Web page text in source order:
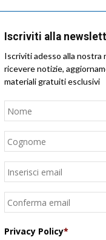
Iscriviti alla
Iscriviti adesso alla
ricevere notizie,
materiali gratuiti esclusivi
Nome
Email
Privacy Policy*